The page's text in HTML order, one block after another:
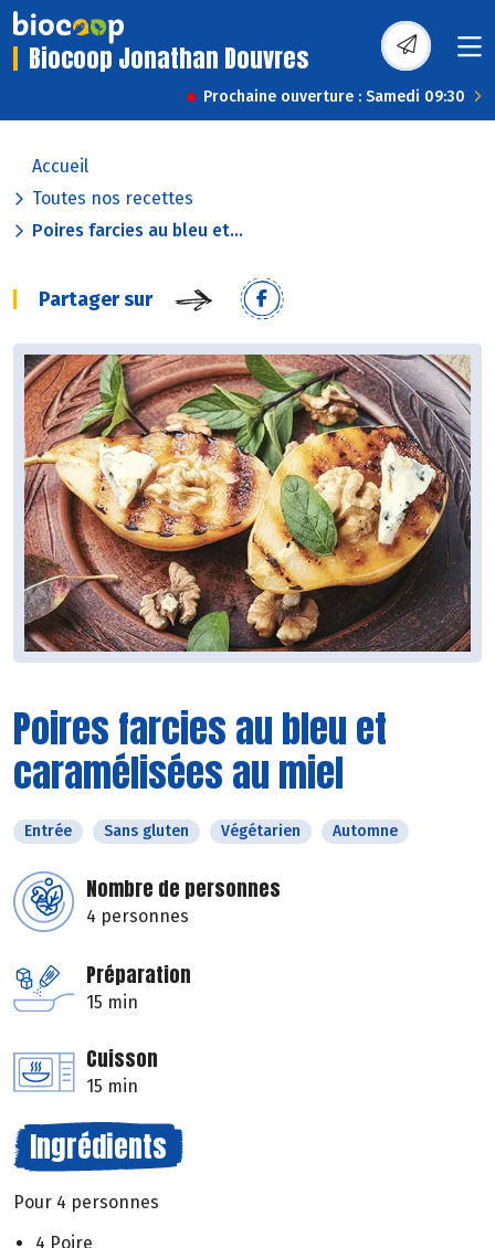
Biocoop Jonathan Douvres
Prochaine ouverture : Samedi 09:30
Accueil
Toutes nos recettes
Poires farcies au bleu et...
Partager sur
Poires farcies au bleu et
caramélisées au miel
Entrée Sans gluten Végétarien Automne
Nombre de personnes
4 personnes
Préparation
15 min
Cuisson
15 min
Ingrédients
Pour 4 personnes
4 Poire